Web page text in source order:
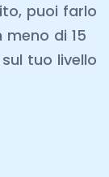
puoi farlo
di 15
tuo livello